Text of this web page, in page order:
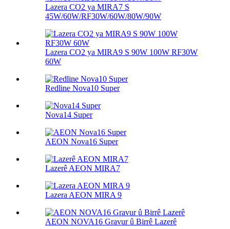
Lazera CO2 ya MIRA7 S
45W/60W/RF30W/60W/80W/90W
Lazera CO2 ya MIRA9 S 90W 100W RF30W
60W
Redline Nova10 Super
Nova14 Super
AEON Nova16 Super
Lazerê AEON MIRA7
Lazera AEON MIRA 9
AEON NOVA16 Gravur û Birrê Lazerê